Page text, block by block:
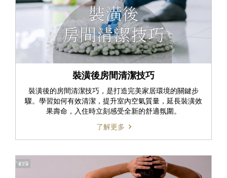
裝潢後房間清潔技巧
裝潢後的房間清潔技巧，是打造完美家居環境的關鍵步
驟。學習如何有效清潔，提升室內空氣質量，延長裝潢效
果壽命，入住時立刻感受全新的舒適氛圍。
了解更多